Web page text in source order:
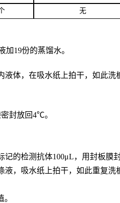
无
19份的蒸馏水。
液体，在吸水纸上拍干，如此洗
封放回4℃。
记的检测抗体100μL，用封板膜
液，吸水纸上拍干，如此重复洗